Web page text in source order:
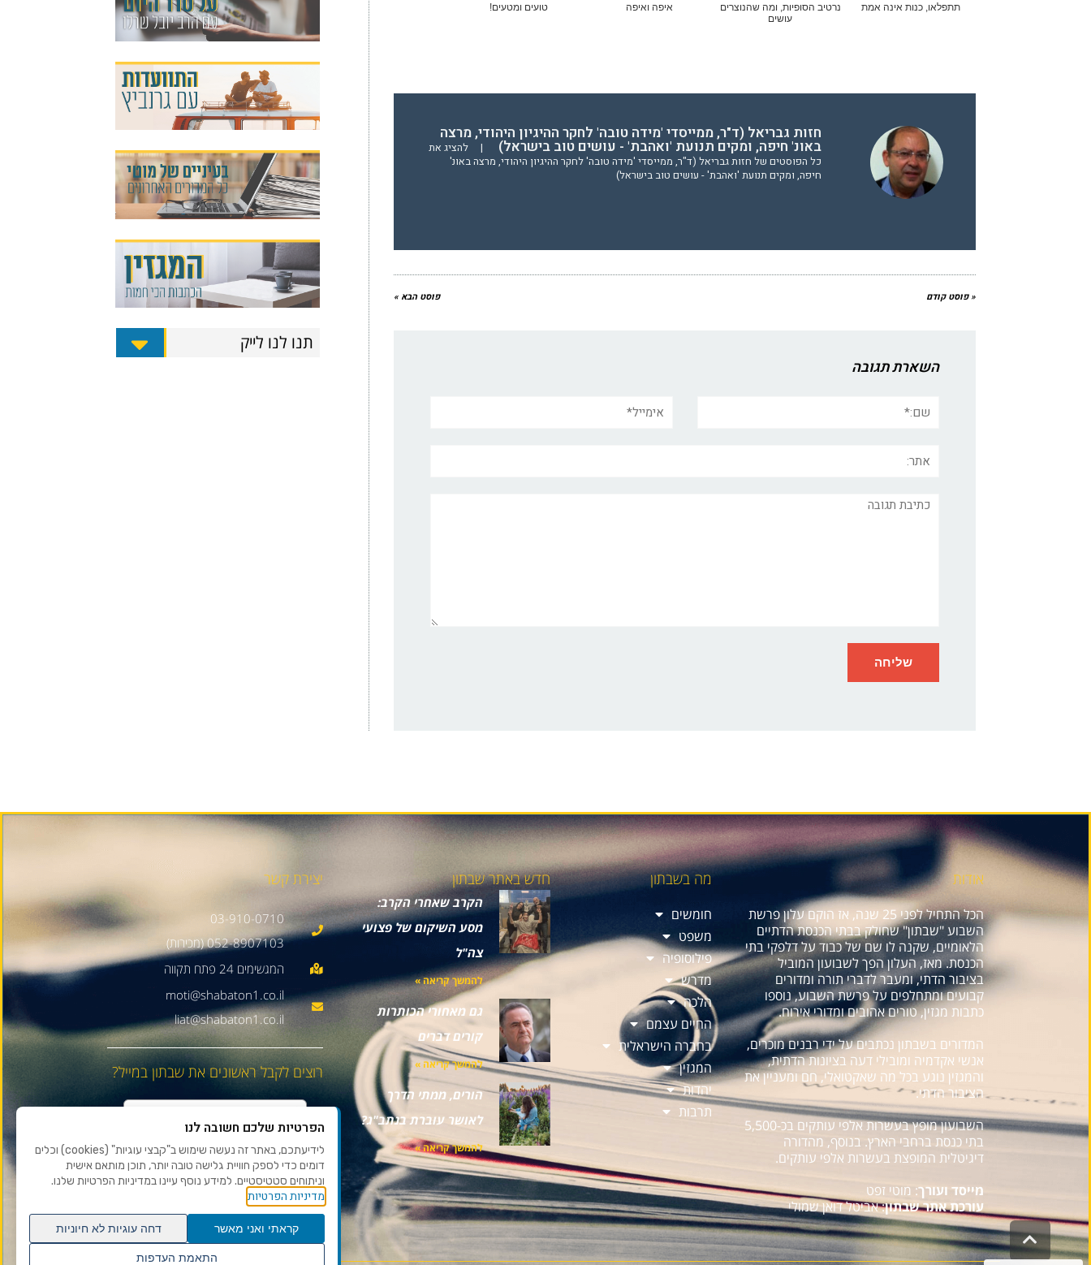
תתפלאו, כנות אינה אמת
נרטיב הסופיות, ומה שהנוצרים
עושים
איפה ואיפה טועים ומטעים!
חזות גבריאל (ד"ר, ממייסדי 'מידה טובה' לחקר ההיגיון היהודי, מרצה
באונ' חיפה, ומקים תנועת 'ואהבת' - עושים טוב בישראל) |
להציג את
כל הפוסטים של חזות גבריאל (ד"ר, ממייסדי 'מידה טובה' לחקר ההיגיון היהודי, מרצה באונ'
חיפה, ומקים תנועת 'ואהבת' - עושים טוב בישראל)
« פוסט קודם פוסט הבא »
השארת תגובה
תגובה
תנו לנו לייק
אודות
הכל התחיל לפני 25 שנה, אז הוקם עלון פרשת
השבוע "שבתון" שחולק בבתי הכנסת הדתיים
הלאומיים, שקנה לו שם של כבוד על דלפקי בתי
הכנסת. מאז, העלון הפך לשבועון המוביל
בציבור הדתי, ומעבר לדברי תורה ומדורים
קבועים ומתחלפים על פרשת השבוע, נוספו
כתבות מגזין, טורים אהובים ומדורי אירוח.
המדורים בשבתון נכתבים על ידי רבנים מוכרים,
אנשי אקדמיה ומובילי דעה בציונות הדתית,
והמגזין נוגע בכל מה שאקטואלי, חם ומעניין את
הציבור הדתי.
השבועון מופץ בעשרות אלפי עותקים בכ-5,500
בתי כנסת ברחבי הארץ. בנוסף, מהדורה
דיגיטלית המופצת בעשרות אלפי עותקים.
מייסד ועורך: מוטי זפט
עורכת אתר שבתון: אביטל דואן שמולי
מה בשבתון
חומשים
משפט
פילוסופיה
מדרש
הלכה
החיים עצמם
בחברה הישראלית
המגזין
יהדות
תרבות
חדש באתר שבתון
הקרב שאחרי הקרב:
מסע השיקום של פצועי
צה"ל
להמשך קריאה »
גם מאחורי הכותרות
קורים דברים
להמשך קריאה »
הורים, ממתי הדרך
לאושר עוברת בנתב"ג?
להמשך קריאה »
יצירת קשר
03-910-0710
052-8907103 (מכירות)
moti@shabaton1.co.il
liat@shabaton1.co.il
רוצים לקבל ראשונים את שבתון במייל?
גלילה
לראש
הפרטיות שלכם חשובה לנו
לידיעתכם, באתר זה נעשה שימוש ב"קבצי עוגיות" (cookies) וכלים
דומים כדי לספק חוויית גלישה טובה יותר, תוכן מותאם אישית
וניתוחים סטטיסטיים. למידע נוסף עיינו במדיניות הפרטיות שלנו.
מדיניות הפרטיות
קראתי ואני מאשר
דחה עוגיות לא חיוניות
התאמת העדפות